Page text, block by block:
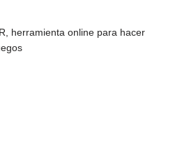
herramienta online para hacer